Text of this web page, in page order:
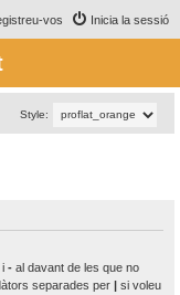
Inicia la sessió
vos
Style:
i - al davant de les que no
separades per | si voleu